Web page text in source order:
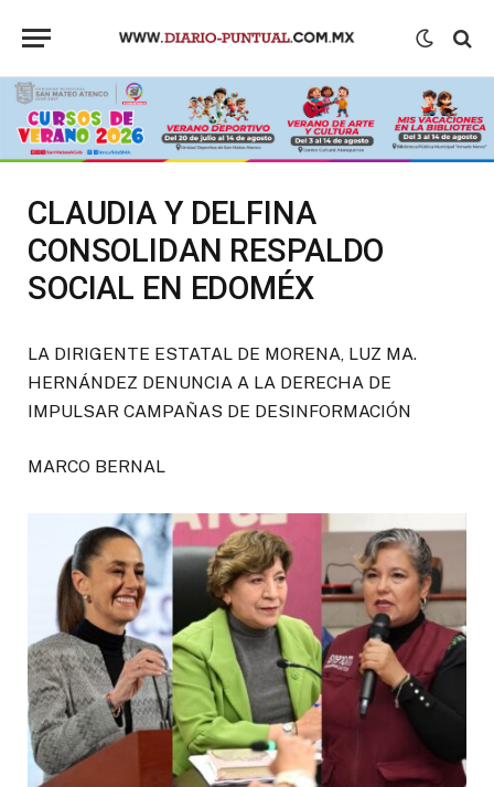
CLAUDIA Y DELFINA
CONSOLIDAN RESPALDO
SOCIAL EN EDOMÉX
LA DIRIGENTE ESTATAL DE MORENA, LUZ MA.
HERNÁNDEZ DENUNCIA A LA DERECHA DE
IMPULSAR CAMPAÑAS DE DESINFORMACIÓN
MARCO BERNAL